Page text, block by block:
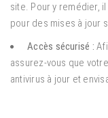
site. Pour y remédier,
pour des mises à jour
Accès sécurisé :
assurez-vous que
antivirus à jour et